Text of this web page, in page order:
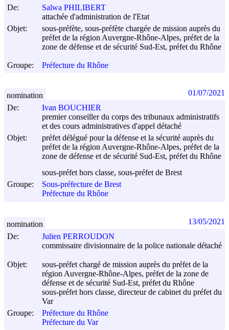
De:
Salwa PHILIBERT
attachée d'administration de l'Etat
Objet:
sous-préfète, sous-préfète chargée de mission auprès du
préfet de la région Auvergne-Rhône-Alpes, préfet de la
zone de défense et de sécurité Sud-Est, préfet du Rhône
Groupe: Préfecture du Rhône
De:
Ivan BOUCHIER
premier conseiller du corps des tribunaux administratifs
et des cours administratives d'appel détaché
Objet:
préfet délégué pour la défense et la sécurité auprès du
préfet de la région Auvergne-Rhône-Alpes, préfet de la
zone de défense et de sécurité Sud-Est, préfet du Rhône
sous-préfet hors classe, sous-préfet de Brest
Groupe:
Sous-préfecture de Brest
Préfecture du Rhône
nomination 01/07/2021
De:
Julien PERROUDON
commissaire divisionnaire de la police nationale détaché
Objet:
sous-préfet chargé de mission auprès du préfet de la
région Auvergne-Rhône-Alpes, préfet de la zone de
défense et de sécurité Sud-Est, préfet du Rhône
sous-préfet hors classe, directeur de cabinet du préfet du
Var
Groupe:
Préfecture du Rhône
Préfecture du Var
nomination 13/05/2021